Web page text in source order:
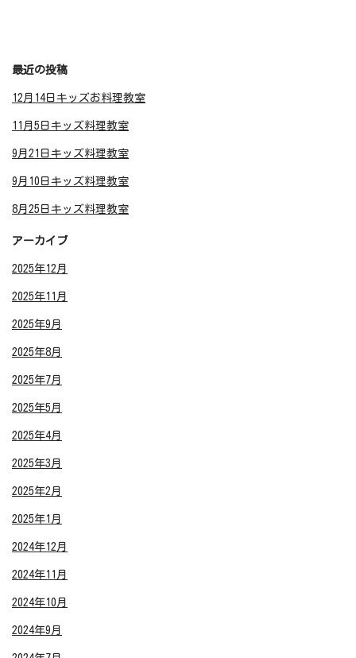
最近の投稿
12月14日キッズお料理教室
11月5日キッズ料理教室
9月21日キッズ料理教室
9月10日キッズ料理教室
8月25日キッズ料理教室
アーカイブ
2025年12月
2025年11月
2025年9月
2025年8月
2025年7月
2025年5月
2025年4月
2025年3月
2025年2月
2025年1月
2024年12月
2024年11月
2024年10月
2024年9月